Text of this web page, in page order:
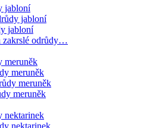
jabloní
jabloní
jabloní
zakrslé odrůdy…
meruněk
meruněk
meruněk
meruněk
nektarinek
nektarinek